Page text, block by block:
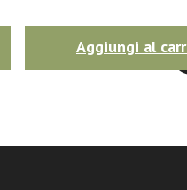
Aggiungi al